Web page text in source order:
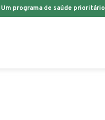
Um programa de saúde prioritário